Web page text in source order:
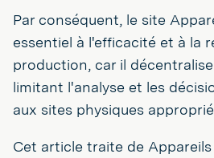
Par conséquent, le site
essentiel à l'efficacité et à la
production, car il
limitant l'analyse et les
aux sites physiques
Cet article traite de